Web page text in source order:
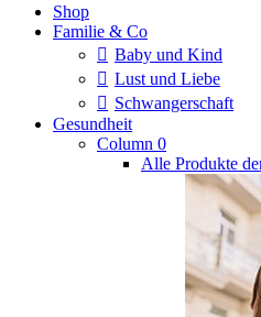
Shop
Familie & Co
Baby und Kind
Lust und Liebe
Schwangerschaft
Gesundheit
Column 0
Alle Produkte